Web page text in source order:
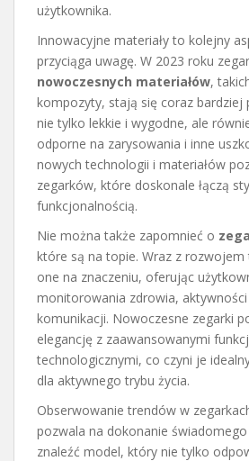
użytkownika.
Innowacyjne materiały to kolejny
przyciąga uwagę. W 2023 roku
nowoczesnych materiałów,
kompozyty, stają się coraz bardziej
nie tylko lekkie i wygodne, ale
odporne na zarysowania i inne
nowych technologii i materiałów
zegarków, które doskonale łączą
funkcjonalnością.
Nie można także zapomnieć o
które są na topie. Wraz z rozwojem
one na znaczeniu, oferując
monitorowania zdrowia,
komunikacji. Nowoczesne zegarki
elegancję z zaawansowanymi
technologicznymi, co czyni je
dla aktywnego trybu życia.
Obserwowanie trendów w
pozwala na dokonanie
znaleźć model, który nie tylko